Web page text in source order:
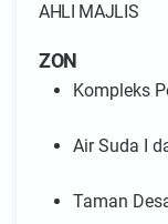
AHLI MAJLIS
ZON
Kompleks
Air Suda I
Taman